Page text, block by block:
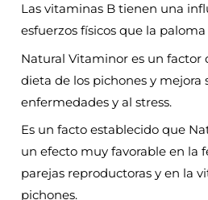
Las vitaminas B tienen una
esfuerzos físicos que la
Natural Vitaminor es un factor
dieta de los pichones y mejora
enfermedades y al stress.
Es un facto establecido que
un efecto muy favorable en la
parejas reproductoras y en la
pichones.